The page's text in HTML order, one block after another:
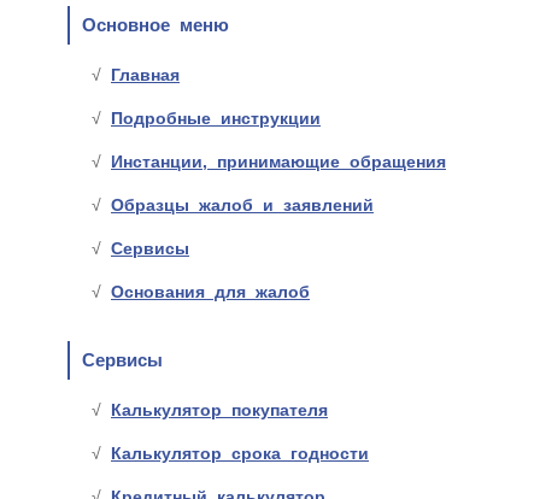
Основное меню
Главная
Подробные инструкции
Инстанции, принимающие обращения
Образцы жалоб и заявлений
Сервисы
Основания для жалоб
Сервисы
Калькулятор покупателя
Калькулятор срока годности